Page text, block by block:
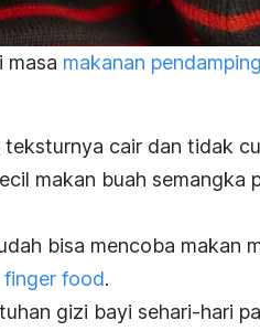
masa makanan
cair dan tidak
makan buah semangka
bisa mencoba makan
finger food.
gizi bayi sehari-hari